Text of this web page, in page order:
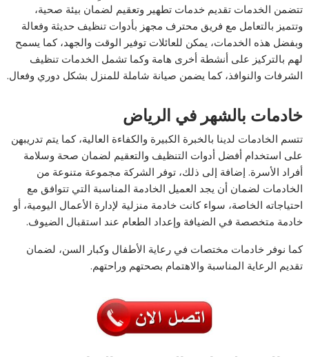
تتضمن الخدمات تقديم خدمات تطهير وتعقيم لضمان بيئة صحية،
وتتميز بالتعامل مع فريق محترف مجهز بأدوات تنظيف حديثة وفعالة
وبفضل هذه الخدمات، يمكن للعائلات توفير الوقت والجهد، كما يسمح
لهم بالتركيز على أنشطة أخرى هامة وكما تشمل الخدمات تنظيف
الشرفات والنوافذ، كما يضمن صيانة شاملة للمنزل بشكل دوري وفعال.
خادمات بالشهر في الرياض
تتسم الخادمات لدينا بالخبرة الكبيرة والكفاءة العالية، كما يتم تدريبهن
على استخدام أفضل أدوات التنظيف والتعقيم لضمان صحة وسلامة
أفراد الأسرة. إضافة إلى ذلك، توفر الشركة مجموعة متنوعة من
الخادمات لضمان أن يجد العميل الخادمة المناسبة التي تتوافق مع
احتياجاته الخاصة، سواء كانت خادمة منزلية لإدارة الأعمال اليومية، أو
خادمة متخصصة في الضيافة وإعداد الطعام عند استقبال الضيوف.
كما نوفر خادمات مختصات في رعاية الأطفال وكبار السن، لضمان
تقديم الرعاية المناسبة والاهتمام بصحتهم وراحتهم.